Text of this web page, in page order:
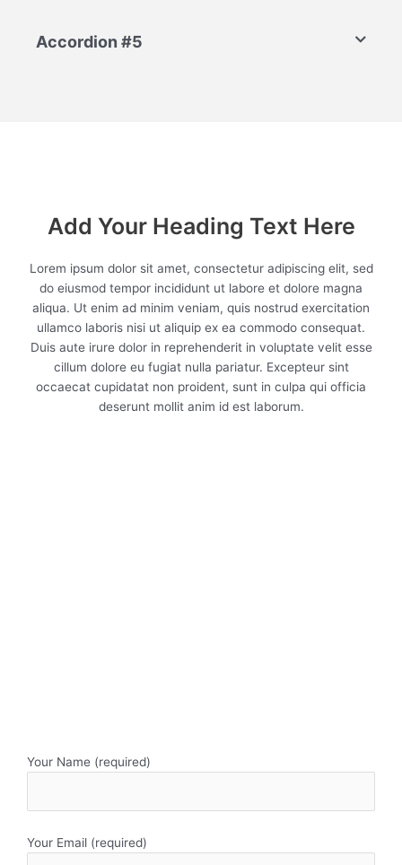
Accordion #5
Add Your Heading Text Here
Lorem ipsum dolor sit amet, consectetur adipiscing elit, sed
do eiusmod tempor incididunt ut labore et dolore magna
aliqua. Ut enim ad minim veniam, quis nostrud exercitation
ullamco laboris nisi ut aliquip ex ea commodo consequat.
Duis aute irure dolor in reprehenderit in voluptate velit esse
cillum dolore eu fugiat nulla pariatur. Excepteur sint
occaecat cupidatat non proident, sunt in culpa qui officia
deserunt mollit anim id est laborum.
Your Name (required)
Your Email (required)